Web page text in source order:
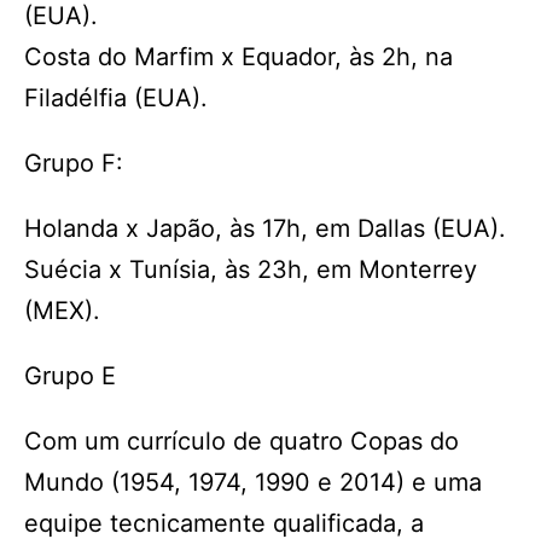
(EUA).
Costa do Marfim x Equador, às 2h, na
Filadélfia (EUA).
Grupo F:
Holanda x Japão, às 17h, em Dallas (EUA).
Suécia x Tunísia, às 23h, em Monterrey
(MEX).
Grupo E
Com um currículo de quatro Copas do
Mundo (1954, 1974, 1990 e 2014) e uma
equipe tecnicamente qualificada, a